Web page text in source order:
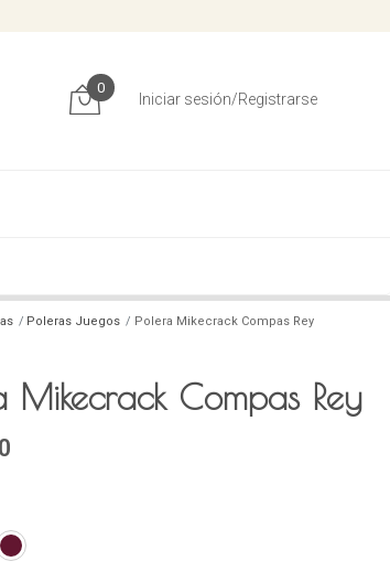
0
Iniciar sesión/Registrarse
Poleras Juegos Polera Mikecrack Compas Rey
Mikecrack Compas Rey